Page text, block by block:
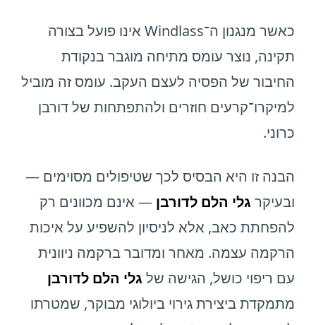
כאשר מנגנון ה־Windlass אינו פועל בצורה
תקינה, נוצר עומס מתיחה מוגבר בנקודת
החיבור של הפסיה לעצם העקב. עומס זה מוביל
למיקרו־קרעים חוזרים ולהתפתחות של דורבן
כרוני.
הבנה זו היא הבסיס לכך שטיפולים מסוימים —
ובעיקר גלי הלם לדורבן — אינם מכוונים רק
להפחתת כאב, אלא לניסיון להשפיע על איכות
הרקמה עצמה. מאחר ומדובר ברקמה ניוונית
עם ריפוי כושל, הגישה של גלי הלם לדורבן
מתמקדת ביצירת גירוי ביולוגי מבוקר, שמטרתו